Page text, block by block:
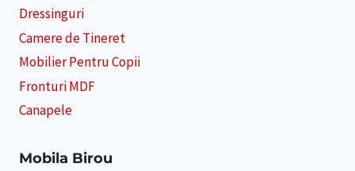
Dressinguri
Camere de Tineret
Mobilier Pentru Copii
Fronturi MDF
Canapele
Mobila Birou